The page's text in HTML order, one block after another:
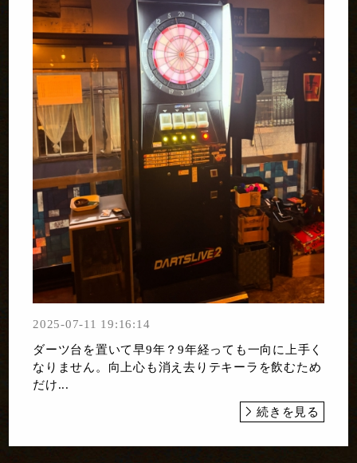
2025-07-11 19:16:14
ダーツ台を置いて早9年？9年経っても一向に上手く
なりません。向上心も消え去りテキーラを飲むため
だけ...
続きを見る